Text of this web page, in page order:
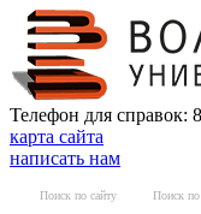
Телефон для справок:
карта сайта
написать нам
Поиск по сайту Поиск по